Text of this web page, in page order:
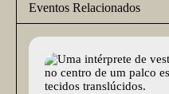
Eventos Relacionados